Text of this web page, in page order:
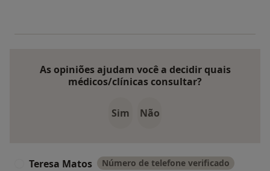
As opiniões ajudam você a decidir quais
médicos/clínicas consultar?
Sim Não
Teresa Matos Número de telefone verificado